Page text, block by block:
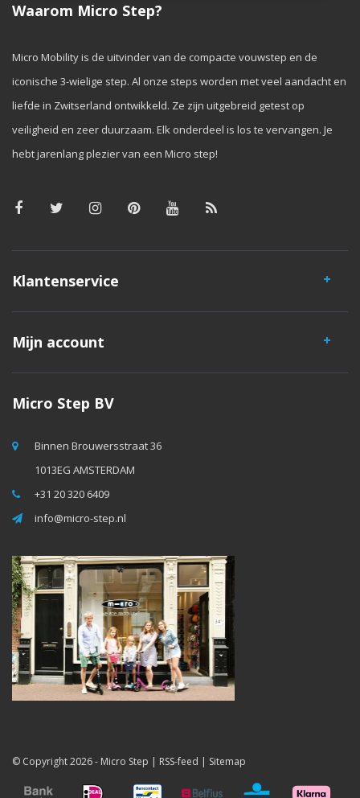
Waarom Micro Step?
Micro Mobility is de uitvinder van de compacte vouwstep en de
iconische 3-wielige step. Al onze steps worden met veel aandacht en
liefde in Zwitserland ontwikkeld. Ze zijn uitgebreid getest op
veiligheid en zeer duurzaam. Elk onderdeel is los te vervangen. Je
hebt jarenlang plezier van een Micro step!
Klantenservice
Mijn account
Micro Step BV
Binnen Brouwersstraat 36
1013EG AMSTERDAM
+31 20 320 6409
info@micro-step.nl
© Copyright 2026 - Micro Step | RSS-feed | Sitemap